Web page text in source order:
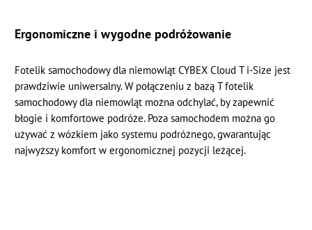
Ergonomiczne i wygodne podróżowanie
Fotelik samochodowy dla niemowląt CYBEX Cloud T i-Size jest
prawdziwie uniwersalny. W połączeniu z bazą T fotelik
samochodowy dla niemowląt można odchylać, by zapewnić
błogie i komfortowe podróże. Poza samochodem można go
używać z wózkiem jako systemu podróżnego, gwarantując
najwyższy komfort w ergonomicznej pozycji leżącej.